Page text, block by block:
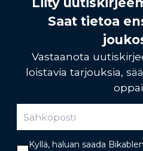
Saat tietoa
Vastaanota
loistavia tarjouksia,
Kyllä, haluan saada